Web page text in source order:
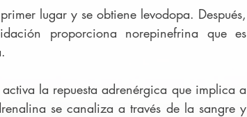
lugar y se obtiene levodopa. Después,
proporciona norepinefrina que es
la repuesta adrenérgica que implica a
se canaliza a través de la sangre y